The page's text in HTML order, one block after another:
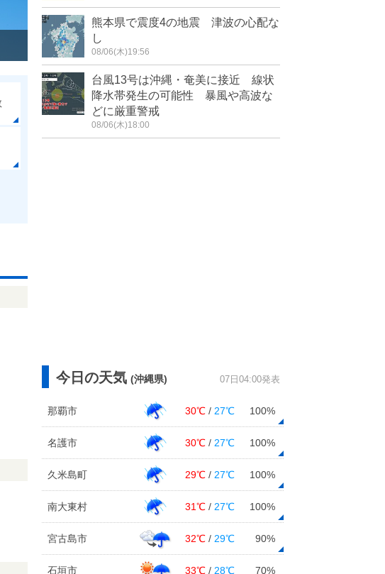
熊本県で震度4の地震 津波の心配な
し
08/06(木)19:56
台風13号は沖縄・奄美に接近 線状
降水帯発生の可能性 暴風や高波な
どに厳重警戒
08/06(木)18:00
今日の天気 (沖縄県) 07日04:00発表
那覇市 30℃ / 27℃ 100%
名護市 30℃ / 27℃ 100%
久米島町 29℃ / 27℃ 100%
南大東村 31℃ / 27℃ 100%
宮古島市 32℃ / 29℃ 90%
石垣市 33℃ / 28℃ 70%